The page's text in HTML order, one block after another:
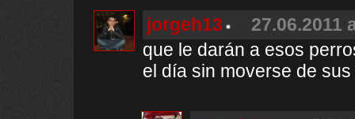
jorgeh13
27.06.2011
que le darán a esos
el día sin moverse de